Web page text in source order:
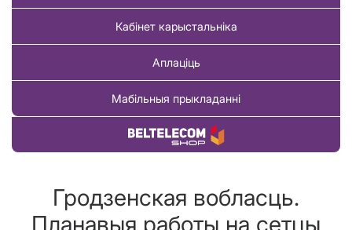
Кабінет карыстальніка
Аплаціць
Мабільныя прыкладанні
Купіць тавар
Гродзенская вобласць.
Планавыя работы на сетцы